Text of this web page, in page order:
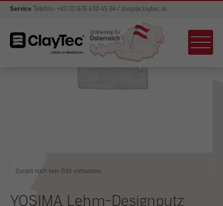
Service Telefon: +43 (0) 676 430 45 94 / shop@claytec.at
Zurzeit noch kein Bild vorhanden.
YOSIMA Lehm-Designputz